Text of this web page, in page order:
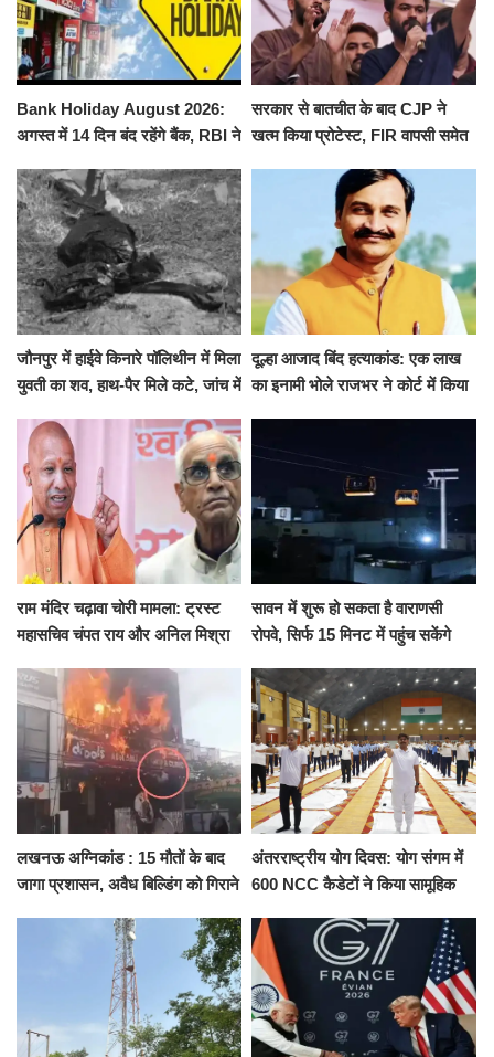
Bank Holiday August 2026:
अगस्त में 14 दिन बंद रहेंगे बैंक, RBI ने
सरकार से बातचीत के बाद CJP ने
खत्म किया प्रोटेस्ट, FIR वापसी समेत
जौनपुर में हाईवे किनारे पॉलिथीन में मिला
युवती का शव, हाथ-पैर मिले कटे, जांच में
दूल्हा आजाद बिंद हत्याकांड: एक लाख
का इनामी भोले राजभर ने कोर्ट में किया
राम मंदिर चढ़ावा चोरी मामला: ट्रस्ट
महासचिव चंपत राय और अनिल मिश्रा
को नहीं...
सावन में शुरू हो सकता है वाराणसी
रोपवे, सिर्फ 15 मिनट में पहुंच सकेंगे
किराया
लखनऊ अग्निकांड : 15 मौतों के बाद
जागा प्रशासन, अवैध बिल्डिंग को गिराने
अंतरराष्ट्रीय योग दिवस: योग संगम में
600 NCC कैडेटों ने किया सामूहिक
संकल्प